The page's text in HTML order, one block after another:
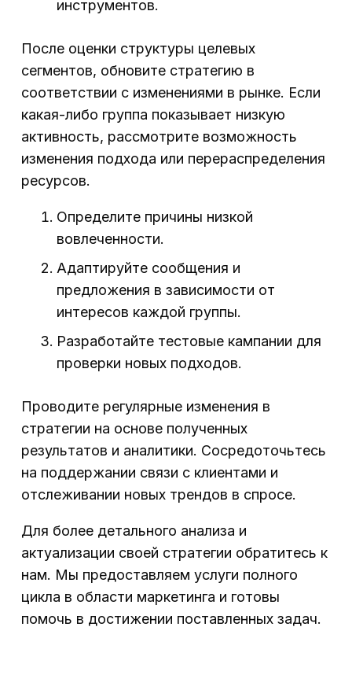
инструментов.
После оценки структуры целевых
сегментов, обновите стратегию в
соответствии с изменениями в рынке. Если
какая-либо группа показывает низкую
активность, рассмотрите возможность
изменения подхода или перераспределения
ресурсов.
Определите причины низкой
вовлеченности.
Адаптируйте сообщения и
предложения в зависимости от
интересов каждой группы.
Разработайте тестовые кампании для
проверки новых подходов.
Проводите регулярные изменения в
стратегии на основе полученных
результатов и аналитики. Сосредоточьтесь
на поддержании связи с клиентами и
отслеживании новых трендов в спросе.
Для более детального анализа и
актуализации своей стратегии обратитесь к
нам. Мы предоставляем услуги полного
цикла в области маркетинга и готовы
помочь в достижении поставленных задач.